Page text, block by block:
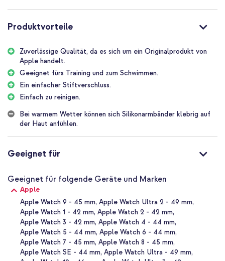
Ob du ein begeisterter Sportler bist oder einfach viel in deinem
Meer zu machen. Das Silikonarmband ist darauf ausgelegt, deinen
aktiven Lebensstil zu unterstützen, ohne dabei auf Stil oder
Komfort zu verzichten.
Weiches und geschmeidiges Silikon
Dieses Silikonarmband besteht aus Fluorelastomer, einem Material,
das sowohl weich als auch stark ist. Die spezielle UV-Behandlung
sorgt dafür, dass sich das Armband glatt anfühlt. Es ist also
Schlafens geeignet. Also keine Sorgen über Irritationen oder
Unbehagen.
Mit der einfachen Pinschließe befestigst du das Apple Silikon-
Sportarmband leicht an deiner Apple Watch und es sitzt fest an
deinem Handgelenk. Es ist nur eine Frage des Drückens des Pins in
das passende Loch (wie bei einem Druckknopfverschluss), um
dann den Rest des Armbands in die Öffnung zu schieben: kein
Ärger!
Warum das Silikon Apple Watch Sport Band?
Aus flexiblem Silikon gefertigt
Produktvorteile
Zuverlässige Qualität, da es sich um ein Originalprodukt von
Apple handelt.
Geeignet fürs Training und zum Schwimmen.
Ein einfacher Stiftverschluss.
Einfach zu reinigen.
Bei warmem Wetter können sich Silikonarmbänder klebrig auf
der Haut anfühlen.
Geeignet für
Geeignet für folgende Geräte und Marken
Apple
Apple Watch 9 - 45 mm Apple Watch Ultra 2 - 49 mm
Apple Watch 1 - 42 mm Apple Watch 2 - 42 mm
Apple Watch 3 - 42 mm Apple Watch 4 - 44 mm
Apple Watch 5 - 44 mm Apple Watch 6 - 44 mm
Apple Watch 7 - 45 mm Apple Watch 8 - 45 mm
Apple Watch SE - 44 mm Apple Watch Ultra - 49 mm